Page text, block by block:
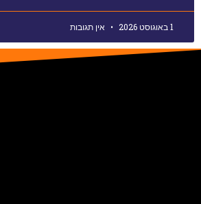
1 באוגוסט 2026 אין תגובות